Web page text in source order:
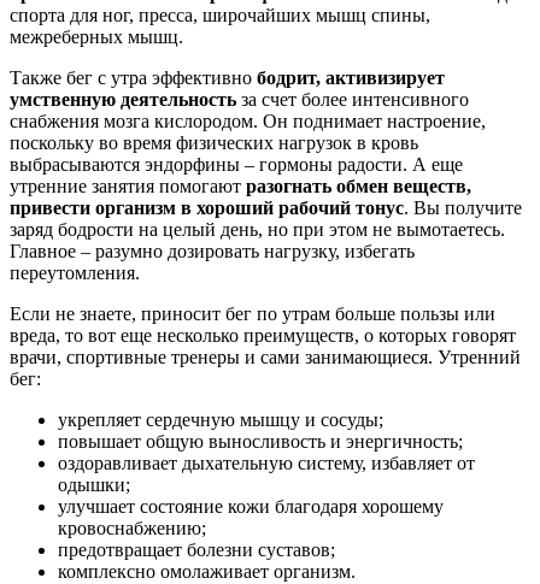
спорта для ног, пресса, широчайших мышц спины,
межреберных мышц.
Также бег с утра эффективно бодрит, активизирует
умственную деятельность за счет более интенсивного
снабжения мозга кислородом. Он поднимает настроение,
поскольку во время физических нагрузок в кровь
выбрасываются эндорфины – гормоны радости. А еще
утренние занятия помогают разогнать обмен веществ,
привести организм в хороший рабочий тонус. Вы получите
заряд бодрости на целый день, но при этом не вымотаетесь.
Главное – разумно дозировать нагрузку, избегать
переутомления.
Если не знаете, приносит бег по утрам больше пользы или
вреда, то вот еще несколько преимуществ, о которых говорят
врачи, спортивные тренеры и сами занимающиеся. Утренний
бег:
укрепляет сердечную мышцу и сосуды;
повышает общую выносливость и энергичность;
оздоравливает дыхательную систему, избавляет от
одышки;
улучшает состояние кожи благодаря хорошему
кровоснабжению;
предотвращает болезни суставов;
комплексно омолаживает организм.